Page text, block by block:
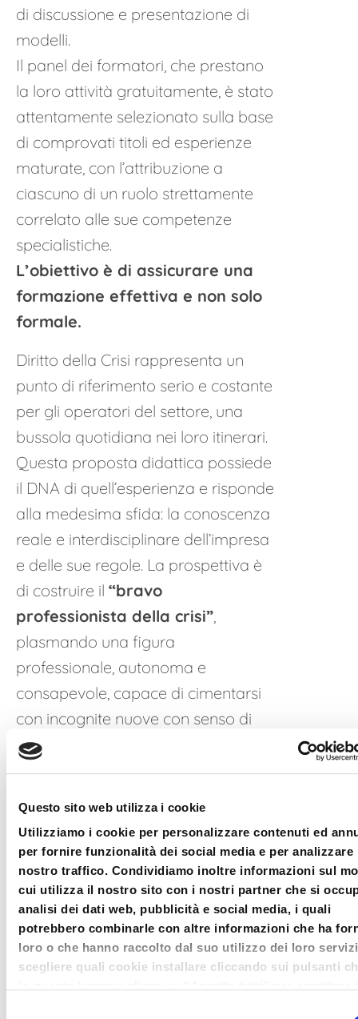
Questo sito web utilizza i cookie
Utilizziamo i cookie per personalizzare contenuti ed
per fornire funzionalità dei social media e per analizzare
nostro traffico. Condividiamo inoltre informazioni sul
cui utilizza il nostro sito con i nostri partner che si
analisi dei dati web, pubblicità e social media, i quali
potrebbero combinarle con altre informazioni che ha
loro o che hanno raccolto dal suo utilizzo dei loro
scegliere quali cookie installare cliccando sui pulsanti
di discussione e presentazione di
modelli.
Il panel dei formatori, che prestano
la loro attività gratuitamente, è stato
attentamente selezionato sulla base
di comprovati titoli ed esperienze
maturate, con l’attribuzione a
ciascuno di un ruolo strettamente
correlato alle sue competenze
specialistiche.
L’obiettivo è di assicurare una
formazione effettiva e non solo
formale.
Diritto della Crisi rappresenta un
punto di riferimento serio e costante
per gli operatori del settore, una
bussola quotidiana nei loro itinerari.
Questa proposta didattica possiede
il DNA di quell’esperienza e risponde
alla medesima sfida: la conoscenza
reale e interdisciplinare dell’impresa
e delle sue regole. La prospettiva è
di costruire il “bravo
professionista della crisi”,
plasmando una figura
professionale, autonoma e
consapevole, capace di cimentarsi
con incognite nuove con senso di
responsabilità e padronanza di idee
e di strumenti.
Il corso è trasmesso in
diretta Webinar sulla
piattaforma certificata Bluenext.
Il corso consente l’assolvimento
degli obblighi di formazione per
l’iscrizione all’Albo dei Gestori della
Crisi d’impresa, ai sensi dell’art. 356